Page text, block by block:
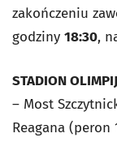
zakończeniu
godziny 18:30,
STADION
– Most
Reagana (peron